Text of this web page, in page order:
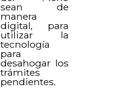
sean de
manera
digital, para
utilizar la
tecnología
para
desahogar los
trámites
pendientes.